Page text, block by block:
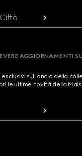
AGGIORNAMENTI
sul lancio della
le ultime novità della